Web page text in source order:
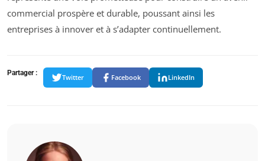
commercial prospère et durable, poussant ainsi les
entreprises à innover et à s’adapter continuellement.
Partager :
Twitter Facebook LinkedIn